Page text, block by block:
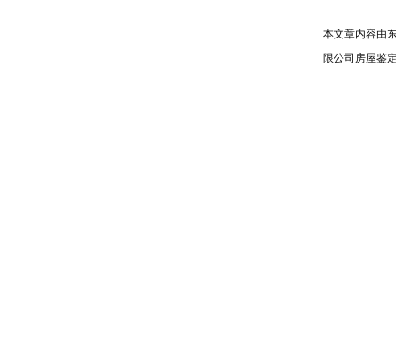
本文章内容由
限公司房屋鉴